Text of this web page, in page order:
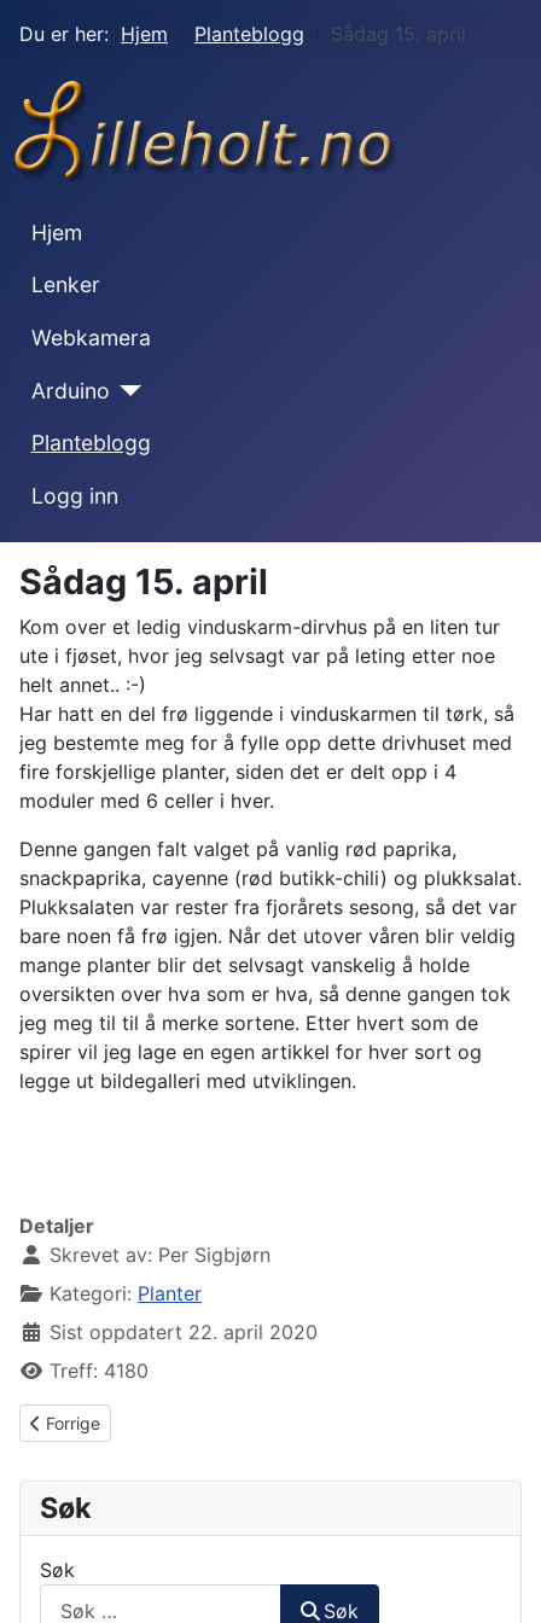
Du er her: Hjem Planteblogg Sådag 15. april
Hjem
Lenker
Webkamera
Arduino
Planteblogg
Logg inn
Sådag 15. april
Kom over et ledig vinduskarm-dirvhus på en liten tur
ute i fjøset, hvor jeg selvsagt var på leting etter noe
helt annet.. :-)
Har hatt en del frø liggende i vinduskarmen til tørk, så
jeg bestemte meg for å fylle opp dette drivhuset med
fire forskjellige planter, siden det er delt opp i 4
moduler med 6 celler i hver.
Denne gangen falt valget på vanlig rød paprika,
snackpaprika, cayenne (rød butikk-chili) og plukksalat.
Plukksalaten var rester fra fjorårets sesong, så det var
bare noen få frø igjen. Når det utover våren blir veldig
mange planter blir det selvsagt vanskelig å holde
oversikten over hva som er hva, så denne gangen tok
jeg meg til til å merke sortene. Etter hvert som de
spirer vil jeg lage en egen artikkel for hver sort og
legge ut bildegalleri med utviklingen.
Detaljer
Skrevet av: Per Sigbjørn
Kategori: Planter
Sist oppdatert 22. april 2020
Treff: 4180
Forrige artikkel: Sådag 21. april
Forrige
Søk
Søk
Søk